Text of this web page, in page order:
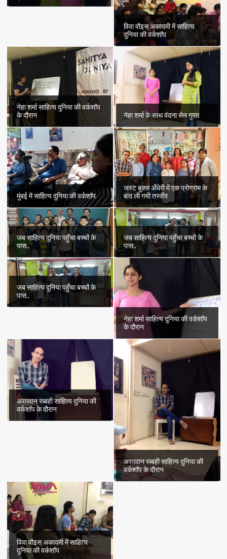
विवा वौइस् अकादमी में साहित्य
दुनिया की वर्कशॉप
नेहा शर्मा साहित्य दुनिया की वर्कशॉप
के दौरान
नेहा शर्मा के साथ वंदना सेन गुप्ता
मुंबई में साहित्य दुनिया की वर्कशॉप
जस्ट बुक्स अँधेरी में एक प्रोग्राम के
बाद ली गयी तस्वीर
जब साहित्य दुनिया पहुँचा बच्चों के
पास..
जब साहित्य दुनिया पहुँचा बच्चों के
पास..
जब साहित्य दुनिया पहुँचा बच्चों के
पास..
नेहा शर्मा साहित्य दुनिया की वर्कशॉप
के दौरान
अरग़वान रब्बही साहित्य दुनिया की
वर्कशॉप के दौरान
अरग़वान रब्बही साहित्य दुनिया की
वर्कशॉप के दौरान
विवा वौइस् अकादमी में साहित्य
दुनिया की वर्कशॉप